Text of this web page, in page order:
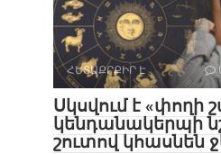
ՀԵՏԱՔՐՔԻՐ Է
Սկսվում է «փողի
կենդանակերպի
շուտով կհասնեն